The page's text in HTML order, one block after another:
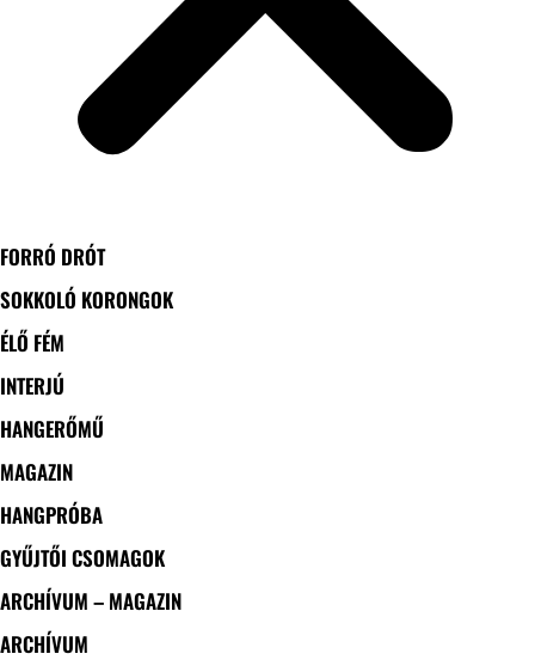
FORRÓ DRÓT
SOKKOLÓ KORONGOK
ÉLŐ FÉM
INTERJÚ
HANGERŐMŰ
MAGAZIN
HANGPRÓBA
GYŰJTŐI CSOMAGOK
ARCHÍVUM – MAGAZIN
ARCHÍVUM